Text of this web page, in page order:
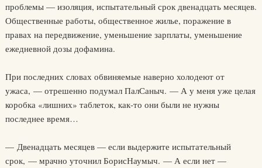
проблемы — изоляция, испытательный срок двенадцать месяцев.
Общественные работы, общественное жилье, поражение в
правах на передвижение, уменьшение зарплаты, уменьшение
ежедневной дозы дофамина.
При последних словах обвиняемые наверно холодеют от
ужаса, — отрешенно подумал ПалСаныч. — А у меня уже целая
коробка «лишних» таблеток, как-то они были не нужны
последнее время…
— Двенадцать месяцев — если выдержите испытательный
срок, — мрачно уточнил БорисНаумыч. — А если нет —